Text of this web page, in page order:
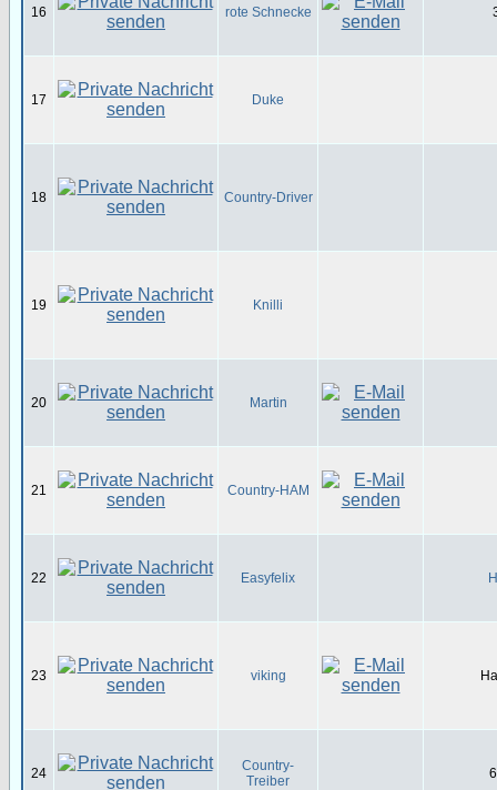
16 rote Schnecke
17 Duke
18 Country-Driver
19 Knilli
20 Martin
21 Country-HAM
22 Easyfelix
23 viking
24
Country-
Treiber